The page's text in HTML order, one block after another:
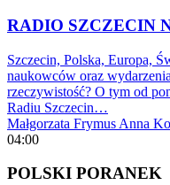
RADIO SZCZECIN
Szczecin, Polska, Europa,
naukowców oraz
rzeczywistość? O tym od
Radiu Szczecin…
Małgorzata Frymus Anna
04:00
POLSKI PORANEK